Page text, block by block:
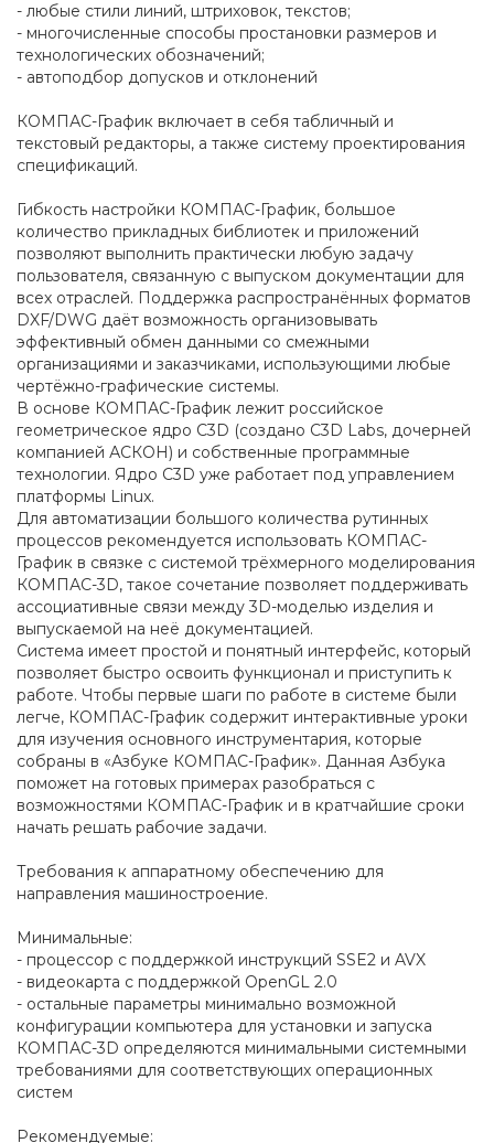
- любые стили линий, штриховок, текстов;
- многочисленные способы простановки размеров и
технологических обозначений;
- автоподбор допусков и отклонений
КОМПАС-График включает в себя табличный и
текстовый редакторы, а также систему проектирования
спецификаций.
Гибкость настройки КОМПАС-График, большое
количество прикладных библиотек и приложений
позволяют выполнить практически любую задачу
пользователя, связанную с выпуском документации для
всех отраслей. Поддержка распространённых форматов
DXF/DWG даёт возможность организовывать
эффективный обмен данными со смежными
организациями и заказчиками, использующими любые
чертёжно-графические системы.
В основе КОМПАС-График лежит российское
геометрическое ядро C3D (создано C3D Labs, дочерней
компанией АСКОН) и собственные программные
технологии. Ядро C3D уже работает под управлением
платформы Linux.
Для автоматизации большого количества рутинных
процессов рекомендуется использовать КОМПАС-
График в связке с системой трёхмерного моделирования
КОМПАС-3D, такое сочетание позволяет поддерживать
ассоциативные связи между 3D-моделью изделия и
выпускаемой на неё документацией.
Система имеет простой и понятный интерфейс, который
позволяет быстро освоить функционал и приступить к
работе. Чтобы первые шаги по работе в системе были
легче, КОМПАС-График содержит интерактивные уроки
для изучения основного инструментария, которые
собраны в «Азбуке КОМПАС-График». Данная Азбука
поможет на готовых примерах разобраться с
возможностями КОМПАС-График и в кратчайшие сроки
начать решать рабочие задачи.
Требования к аппаратному обеспечению для
направления машиностроение.
Минимальные:
- процессор с поддержкой инструкций SSE2 и AVX
- видеокарта с поддержкой OpenGL 2.0
- остальные параметры минимально возможной
конфигурации компьютера для установки и запуска
КОМПАС-3D определяются минимальными системными
требованиями для соответствующих операционных
систем
Рекомендуемые: